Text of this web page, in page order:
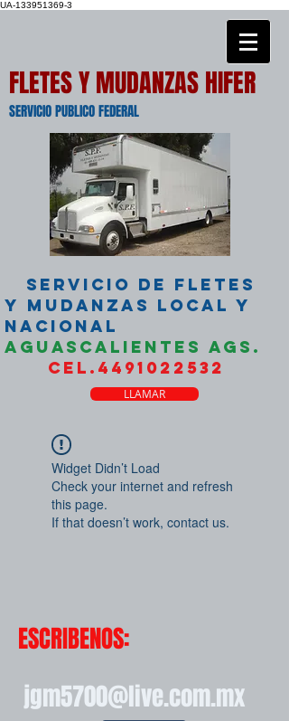
UA-133951369-3
FLETES Y MUDANZAS HIFER
SERVICIO PUBLICO FEDERAL
SERVICIO DE FLETES
Y MUDANZAS LOCAL Y
NACIONAL
AGUASCALIENTES AGS.
CEL.4491022532
LLAMAR
Widget Didn’t Load
Check your internet and refresh
this page.
If that doesn’t work, contact us.
ESCRIBENOS:
jgm5700@live.com.mx